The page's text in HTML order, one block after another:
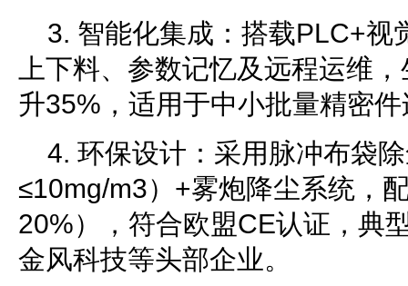
3. 智能化集成：搭载PLC+视
上下料、参数记忆及远程运维
升35%，适用于中小批量精密
4. 环保设计：采用脉冲布袋
≤10mg/m3）+雾炮降尘系统，
20%），符合欧盟CE认证，典
金风科技等头部企业。